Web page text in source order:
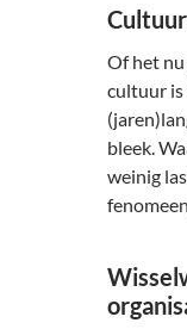
Of het
cultuur is
bleek.
weinig